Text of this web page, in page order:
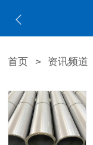
首页 > 资讯频道